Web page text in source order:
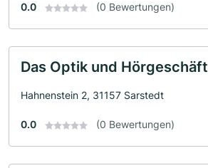
0.0 (0 Bewertungen)
Das Optik und Hörgeschäft
Hahnenstein 2, 31157 Sarstedt
0.0 (0 Bewertungen)